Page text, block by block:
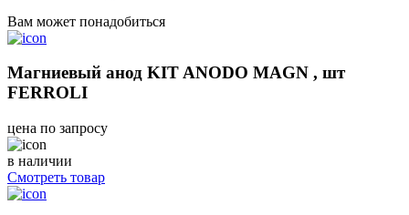
Вам может понадобиться
Магниевый анод KIT ANODO MAGN , шт
FERROLI
цена по запросу
в наличии
Смотреть товар